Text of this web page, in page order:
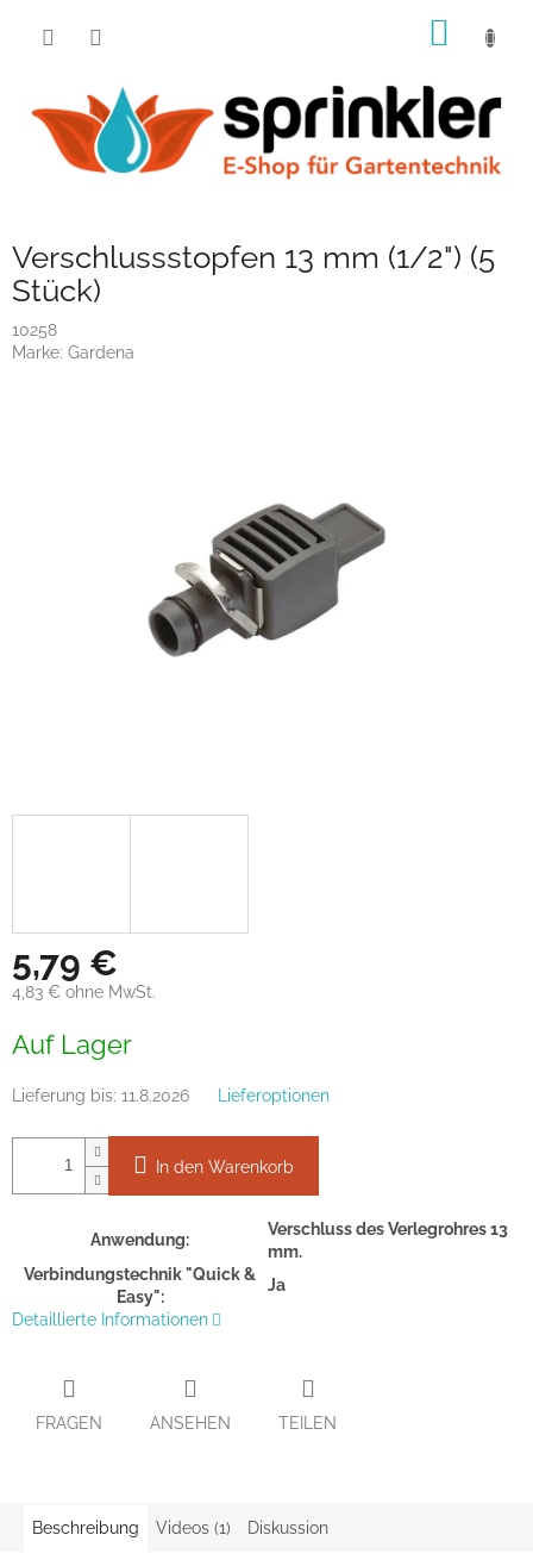
Verschlussstopfen 13 mm (1/2") (5
Stück)
10258
Marke: Gardena
5,79 €
4,83 € ohne MwSt.
Auf Lager
Lieferung bis: 11.8.2026 Lieferoptionen
In den Warenkorb
Anwendung:
Verschluss des Verlegrohres 13
mm.
Verbindungstechnik "Quick &
Easy":
Ja
Detaillierte Informationen
FRAGEN ANSEHEN TEILEN
Beschreibung Videos (1) Diskussion